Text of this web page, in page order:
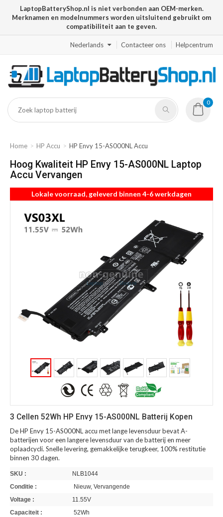
LaptopBatteryShop.nl is niet verbonden aan OEM-merken.
Merknamen en modelnummers worden uitsluitend gebruikt om
compatibiliteit aan te geven.
Nederlands Contacteer ons Helpcentrum
0
Home HP Accu HP Envy 15-AS000NL Accu
Hoog Kwaliteit HP Envy 15-AS000NL Laptop
Accu Vervangen
Lokale voorraad, geleverd binnen 4-6 werkdagen
3 Cellen 52Wh HP Envy 15-AS000NL Batterij Kopen
De HP Envy 15-AS000NL accu met lange levensduur bevat A-
batterijen voor een langere levensduur van de batterij en meer
oplaadcycli. Snelle levering, gemakkelijke terugkeer, 100% restitutie
binnen 30 dagen.
SKU :
NLB1044
Conditie :
Nieuw, Vervangende
Voltage :
11.55V
Capaciteit :
52Wh